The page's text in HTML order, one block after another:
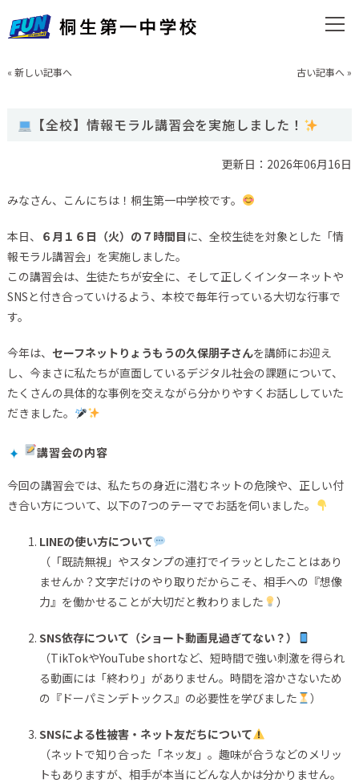
« 新しい記事へ 古い記事へ »
【全校】情報モラル講習会を実施しました！
更新日：2026年06月16日
みなさん、こんにちは！桐生第一中学校です。
本日、 ６月１６日（火）の７時間目 に、全校生徒を対象とした「情
報モラル講習会」を実施しました。
この講習会は、生徒たちが安全に、そして正しくインターネットや
SNSと付き合っていけるよう、本校で毎年行っている大切な行事で
す。
今年は、 セーフネットりょうもうの久保朋子さんを講師にお迎え
し、今まさに私たちが直面しているデジタル社会の課題について、
たくさんの具体的な事例を交えながら分かりやすくお話ししていた
だきました。
講習会の内容
今回の講習会では、私たちの身近に潜むネットの危険や、正しい付
き合い方について、以下の7つのテーマでお話を伺いました。
LINEの使い方について
（「既読無視」やスタンプの連打でイラッとしたことはあり
ませんか？文字だけのやり取りだからこそ、相手への『想像
力』を働かせることが大切だと教わりました
）
SNS依存について（ショート動画見過ぎてない？）
（TikTokやYouTube shortなど、短時間で強い刺激を得られ
る動画には「終わり」がありません。時間を溶かさないため
の『ドーパミンデトックス』の必要性を学びました
）
SNSによる性被害・ネット友だちについて
（ネットで知り合った「ネッ友」。趣味が合うなどのメリッ
トもありますが、相手が本当にどんな人かは分かりません。